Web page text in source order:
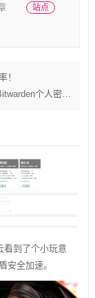
站点
！
个人密码服务器
看到了个小玩意
全加速。